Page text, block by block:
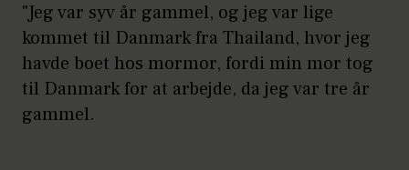
"Jeg var syv år gammel, og jeg var lige
kommet til Danmark fra Thailand, hvor jeg
havde boet hos mormor, fordi min mor tog
til Danmark for at arbejde, da jeg var tre år
gammel.